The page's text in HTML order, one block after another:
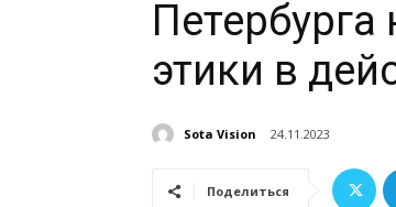
этики в
Sota Vision 24.11.2023
Поделиться